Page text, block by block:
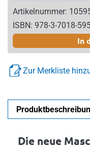
Artikelnummer:
ISBN: 978-3-7018-
In
Zur Merkliste
Die neue